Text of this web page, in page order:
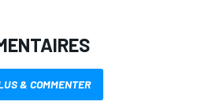
& COMMENTER